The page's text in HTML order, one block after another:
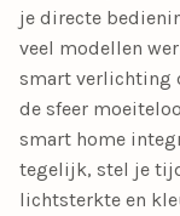
je directe
veel modellen
smart verlichting
de sfeer
smart home
tegelijk, stel je
lichtsterkte en